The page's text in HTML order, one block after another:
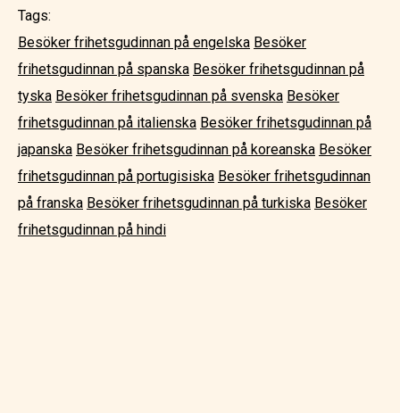
Tags:
Besöker frihetsgudinnan på engelska Besöker
frihetsgudinnan på spanska Besöker frihetsgudinnan på
tyska Besöker frihetsgudinnan på svenska Besöker
frihetsgudinnan på italienska Besöker frihetsgudinnan på
japanska Besöker frihetsgudinnan på koreanska Besöker
frihetsgudinnan på portugisiska Besöker frihetsgudinnan
på franska Besöker frihetsgudinnan på turkiska Besöker
frihetsgudinnan på hindi